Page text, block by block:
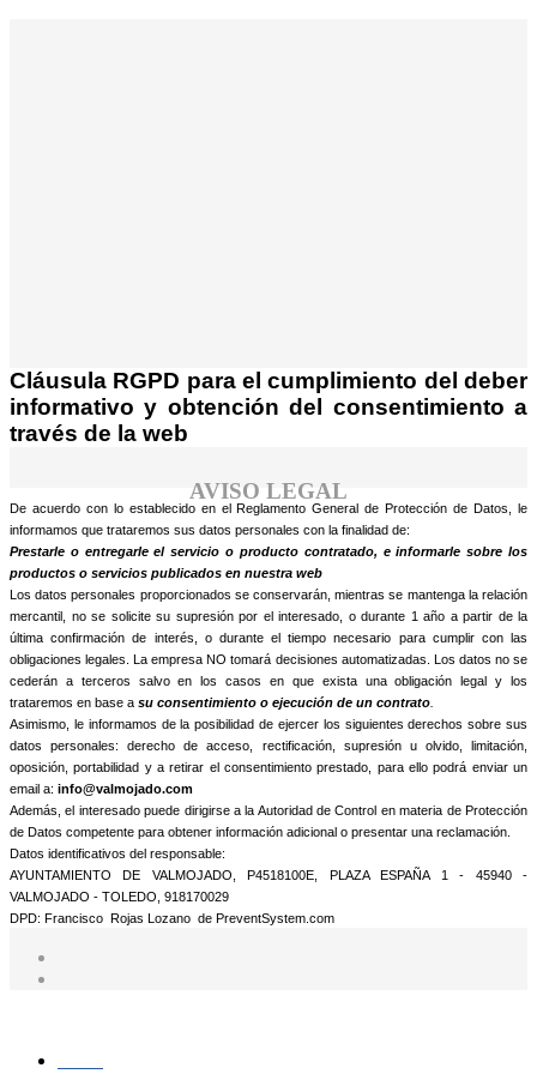
Cláusula RGPD para el cumplimiento del deber
informativo y obtención del consentimiento a
AVISO LEGAL
De acuerdo con lo establecido en el Reglamento General de Protección de Datos, le
informamos que trataremos sus datos personales con la finalidad de:
Prestarle o entregarle el servicio o producto contratado, e informarle sobre los
productos o servicios publicados en nuestra web
Los datos personales proporcionados se conservarán, mientras se mantenga la relación
mercantil, no se solicite su supresión por el interesado, o durante 1 año a partir de la
última confirmación de interés, o durante el tiempo necesario para cumplir con las
obligaciones legales. La empresa NO tomará decisiones automatizadas. Los datos no se
cederán a terceros salvo en los casos en que exista una obligación legal y los
trataremos en base asu consentimiento o ejecución de un contrato .
Asimismo, le informamos de la posibilidad de ejercer los siguientes derechos sobre sus
datos personales: derecho de acceso, rectificación, supresión u olvido, limitación,
oposición, portabilidad y a retirar el consentimiento prestado, para ello podrá enviar un
email a:info@valmojado.com
Además, el interesado puede dirigirse a la Autoridad de Control en materia de Protección
de Datos competente para obtener información adicional o presentar una reclamación.
Datos identificativos del responsable:
AYUNTAMIENTO DE VALMOJADO, P4518100E, PLAZA ESPAÑA 1 - 45940 -